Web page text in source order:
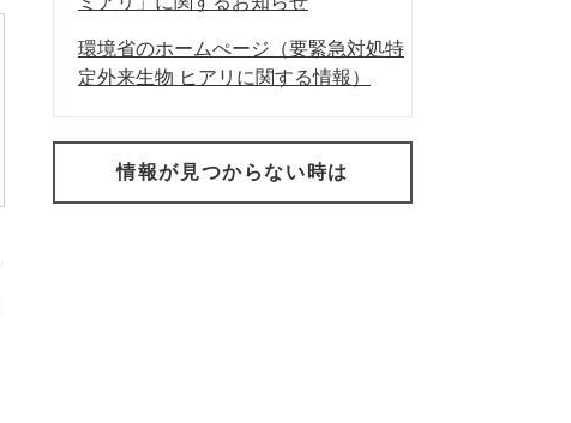
環境省のホームぺージ（要緊急対処特
定外来生物 ヒアリに関する情報）
情報が見つからない時は